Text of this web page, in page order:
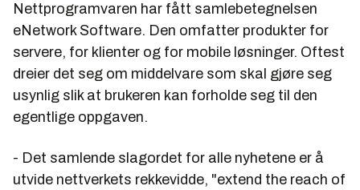
Nettprogramvaren har fått samlebetegnelsen
eNetwork Software. Den omfatter produkter for
servere, for klienter og for mobile løsninger. Oftest
dreier det seg om middelvare som skal gjøre seg
usynlig slik at brukeren kan forholde seg til den
egentlige oppgaven.
- Det samlende slagordet for alle nyhetene er å
utvide nettverkets rekkevidde, "extend the reach of